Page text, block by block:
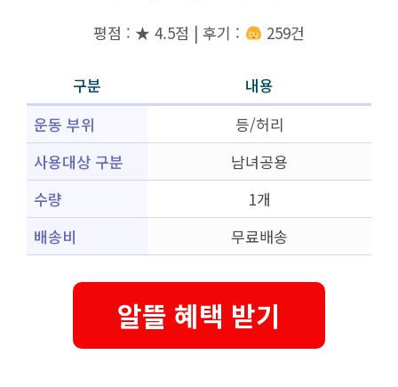
평점 : ★ 4.5점 | 후기 : 259건
구분
내용
운동 부위
등/허리
사용대상 구분
남녀공용
수량
1개
배송비
무료배송
알뜰 혜택 받기